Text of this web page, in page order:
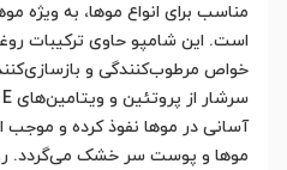
مناسب برای انواع موها، به ویژه
است. این شامپو حاوی ترکیبات
خواص مرطوب‌کنندگی و
آسانی در موها نفوذ کرده و موجب
موها و پوست سر خشک می‌گردد.